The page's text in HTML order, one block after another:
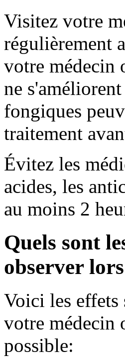
Visitez votre
régulièrement
votre médecin
ne
fongiques
traitement
Évitez les
acides, les
au moins 2
Quels sont
observer
Voici les effets
votre médecin
possible: